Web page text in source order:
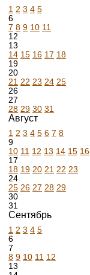
1 2 3 4 5
6
7 8 9 10 11
12
13
14 15 16 17 18
19
20
21 22 23 24 25
26
27
28 29 30 31
Август
1 2 3 4 5 6 7 8
9
10 11 12 13 14 15 16
17
18 19 20 21 22 23
24
25 26 27 28 29
30
31
Сентябрь
1 2 3 4 5
6
7
8 9 10 11 12
13